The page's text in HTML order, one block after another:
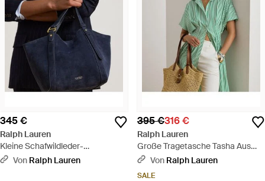
345 €
Ralph Lauren
Kleine Schafwildleder-
Tragetasche Tasha - Blau
Von Ralph Lauren
395 €316 €
Ralph Lauren
Große Tragetasche Tasha Aus
Stroh - Grün
Von Ralph Lauren
SALE